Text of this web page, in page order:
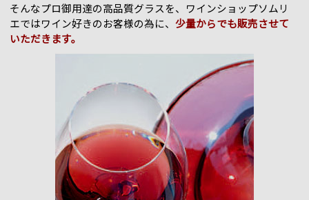
そんなプロ御用達の高品質グラスを、ワインショップソムリ
エではワイン好きのお客様の為に、少量からでも販売させて
いただきます。